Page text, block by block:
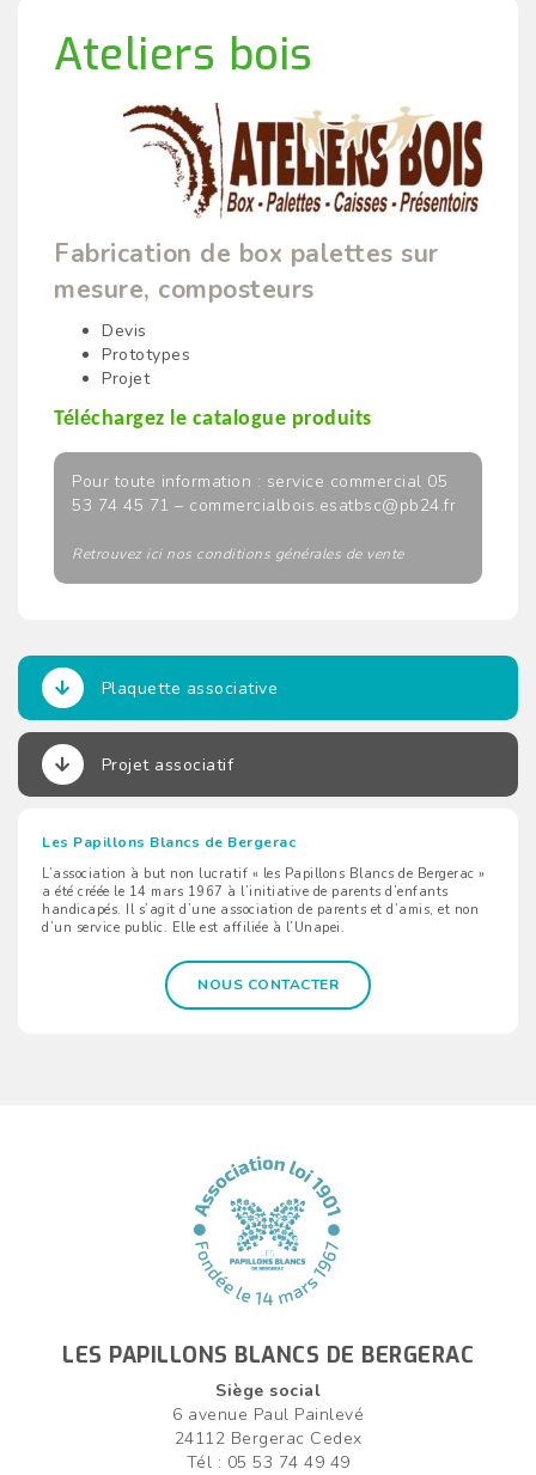
Ateliers bois
Fabrication de box palettes sur
mesure, composteurs
Devis
Prototypes
Projet
Téléchargez le catalogue produits
Pour toute information : service commercial 05
53 74 45 71 – commercialbois.esatbsc@pb24.fr
Retrouvez ici nos conditions générales de vente
Plaquette associative
Projet associatif
Les Papillons Blancs de Bergerac
L’association à but non lucratif « les Papillons Blancs de Bergerac »
a été créée le 14 mars 1967 à l’initiative de parents d’enfants
handicapés. Il s’agit d’une association de parents et d’amis, et non
d’un service public. Elle est affiliée à l’Unapei.
NOUS CONTACTER
LES PAPILLONS BLANCS DE BERGERAC
Siège social
6 avenue Paul Painlevé
24112 Bergerac Cedex
Tél : 05 53 74 49 49